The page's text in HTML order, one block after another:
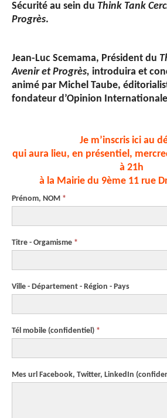
Sécurité au sein du Think Tank
Progrès.
Jean-Luc Scemama, Président du
Avenir et Progrès, introduira et
animé par Michel Taube,
fondateur d’Opinion
Je m’inscris ici au
qui aura lieu, en présentiel,
à 21h
à la Mairie du 9ème 11 rue
Prénom, NOM *
Titre - Orgamisme *
Ville - Département - Région - Pays
Tél mobile (confidentiel) *
Mes url Facebook, Twitter, LinkedIn